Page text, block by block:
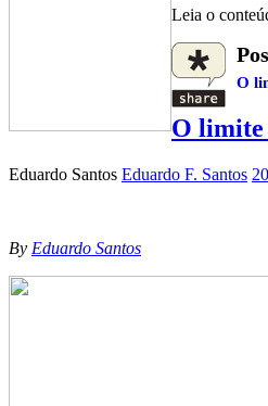
Leia o
O
O limite
Eduardo Santos Eduardo F. Santos
By Eduardo Santos